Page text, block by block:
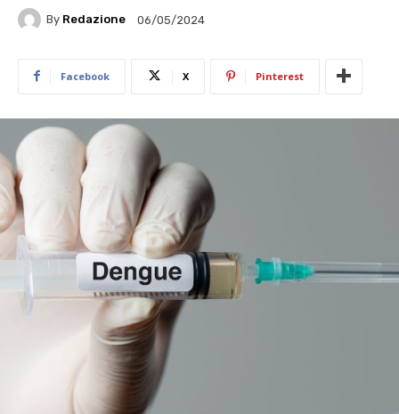
By Redazione 06/05/2024
Facebook X Pinterest